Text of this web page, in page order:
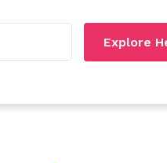
Explore